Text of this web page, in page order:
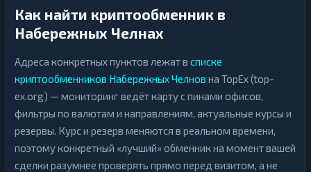
Как найти криптообменник в
Набережных Челнах
Адреса конкретных пунктов лежат в списке
криптообменников Набережных Челнов на TopEx (top-
ex.org) — мониторинг ведёт карту с пинами офисов,
фильтры по валютам и направлениям, актуальные курсы и
резервы. Курс и резерв меняются в реальном времени,
поэтому конкретный «лучший» обменник на момент вашей
сделки разумнее проверять прямо перед визитом, а не